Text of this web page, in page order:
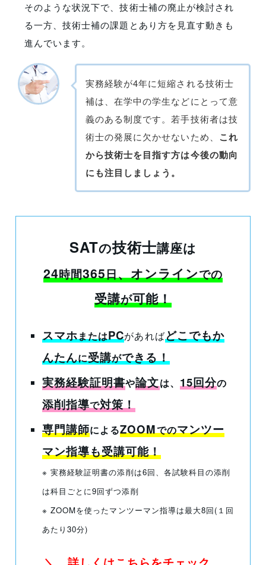
そのような状況下で、技術士補の廃止が検討され
る一方、技術士補の課題とあり方を見直す動きも
進んでいます。
実務経験が4年に短縮される技術士
補は、在学中の学生などにとって意
義のある制度です。若手技術者は技
術士の発展に欠かせないため、 これ
から技術士を目指す方は今後の動向
にも注目しましょう。
SATの技術士講座は
24時間365日、オンラインでの
受講が可能！
スマホまたはPCがあればどこでもか
んたんに受講ができる！
実務経験証明書や論文は、 15回分の
添削指導で対策！
専門講師によるZOOMでのマンツー
マン指導も受講可能！
※ 実務経験証明書の添削は6回、各試験科目の添削
は科目ごとに9回ずつ添削
※ ZOOMを使ったマンツーマン指導は最大8回(１回
あたり30分)